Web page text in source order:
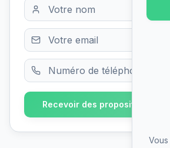
Recevoir des propositions